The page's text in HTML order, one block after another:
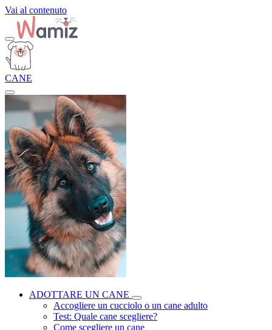
Vai al contenuto
CANE
ADOTTARE UN CANE
Accogliere un cucciolo o un cane adulto
Test: Quale cane scegliere?
Come scegliere un cane